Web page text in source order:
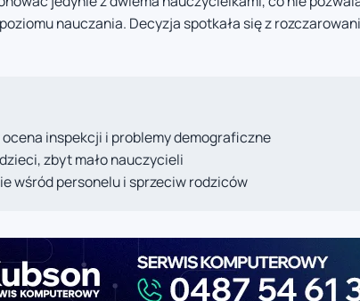
nauczania. Decyzja spotkała się z
inspekcji i problemy demograficzne
zbyt mało nauczycieli
wśród personelu i sprzeciw rodziców